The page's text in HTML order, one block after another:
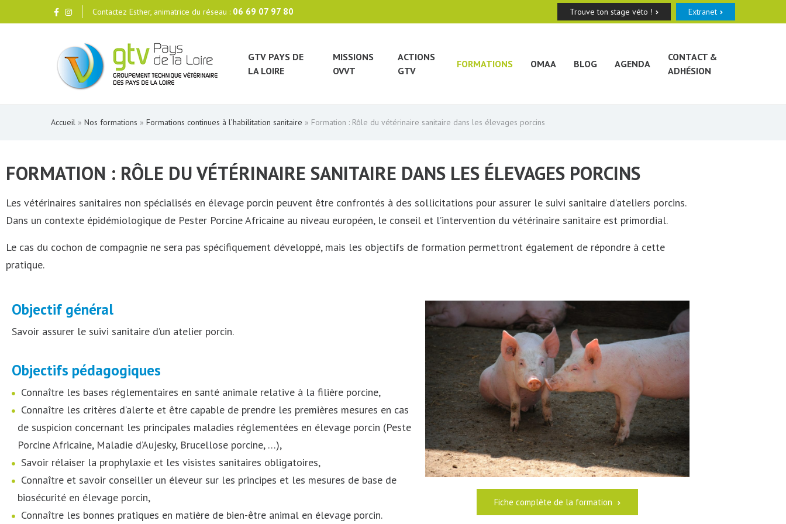
Contactez Esther, animatrice du réseau : 06 69 07 97 80 Trouve ton stage véto ! Extranet
GTV PAYS DE
LA LOIRE
MISSIONS
OVVT
ACTIONS
GTV
FORMATIONS OMAA BLOG AGENDA
CONTACT &
ADHÉSION
Accueil » Nos formations » Formations continues à l’habilitation sanitaire » Formation : Rôle du vétérinaire sanitaire dans les élevages porcins
FORMATION : RÔLE DU VÉTÉRINAIRE SANITAIRE DANS LES ÉLEVAGES PORCINS
Les vétérinaires sanitaires non spécialisés en élevage porcin peuvent être confrontés à des sollicitations pour assurer le suivi sanitaire d’ateliers porcins.
Dans un contexte épidémiologique de Pester Porcine Africaine au niveau européen, le conseil et l’intervention du vétérinaire sanitaire est primordial.
Le cas du cochon de compagnie ne sera pas spécifiquement développé, mais les objectifs de formation permettront également de répondre à cette
pratique.
Objectif général
Savoir assurer le suivi sanitaire d’un atelier porcin.
Objectifs pédagogiques
Connaître les bases réglementaires en santé animale relative à la filière porcine,
Connaître les critères d’alerte et être capable de prendre les premières mesures en cas
de suspicion concernant les principales maladies réglementées en élevage porcin (Peste
Porcine Africaine, Maladie d’Aujesky, Brucellose porcine, …),
Savoir rélaiser la prophylaxie et les visistes sanitaires obligatoires,
Connaître et savoir conseiller un éleveur sur les principes et les mesures de base de
biosécurité en élevage porcin,
Connaître les bonnes pratiques en matière de bien-être animal en élevage porcin.
Fiche complète de la formation